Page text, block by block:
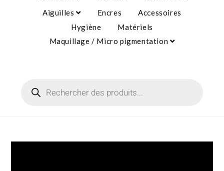
Aiguilles
Encres
Accessoires
Hygiène
Matériels
Maquillage / Micro pigmentation